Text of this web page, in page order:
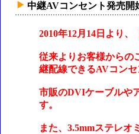
中継AVコンセント発売開
2010年12月14日より
従来よりお客様からの
継配線できるAVコンセ
市販のDVIケーブルや
す。
また、3.5mmステレオ